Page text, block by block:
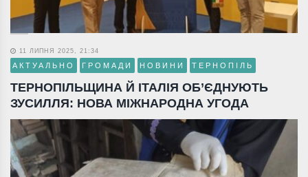
11 ЛИПНЯ 2025, 21:34
АКТУАЛЬНО ГРОМАДИ НОВИНИ ТЕРНОПІЛЬ
ТЕРНОПІЛЬЩИНА Й ІТАЛІЯ ОБ’ЄДНУЮТЬ
ЗУСИЛЛЯ: НОВА МІЖНАРОДНА УГОДА